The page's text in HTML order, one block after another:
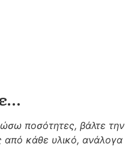
ποσότητες, βάλτε την
από κάθε υλικό, ανάλογα